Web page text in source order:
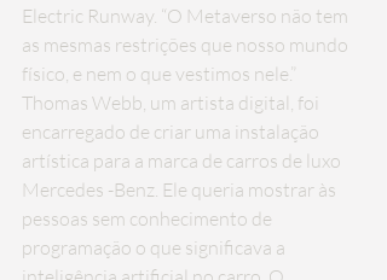
Electric Runway. “O Metaverso não tem
as mesmas restrições que nosso mundo
físico, e nem o que vestimos nele.”
Thomas Webb, um artista digital, foi
encarregado de criar uma instalação
artística para a marca de carros de luxo
Mercedes -Benz. Ele queria mostrar às
pessoas sem conhecimento de
programação o que significava a